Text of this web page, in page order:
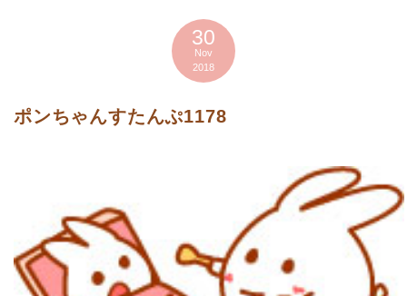
30
Nov
2018
ポンちゃんすたんぷ1178